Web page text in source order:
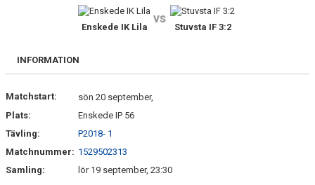
DOKUMENT
Enskede IK Lila
vs
Stuvsta IF 3:2
INFORMATION
Matchstart:
sön 20 september,
Plats:
Enskede IP 56
Tävling:
P2018- 1
Matchnummer: 1529502313
Samling:
lör 19 september, 23:30